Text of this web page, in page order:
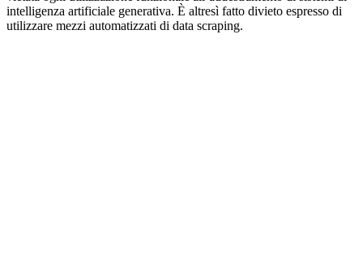
intelligenza artificiale generativa. È altresì fatto divieto espresso di
utilizzare mezzi automatizzati di data scraping.